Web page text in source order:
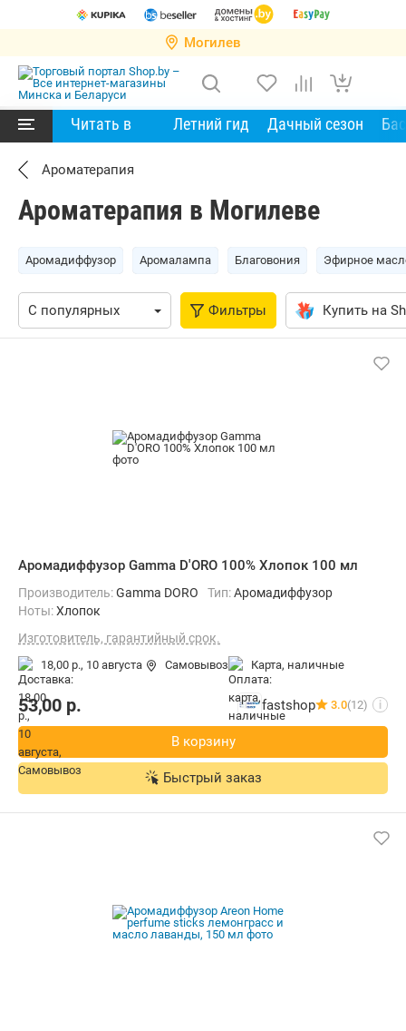
Могилев
Читать в Летний гид Дачный сезон
Ароматерапия
Ароматерапия в Могилеве
Аромадиффузор Аромалампа Благовония Эфирное
Фильтры Купить на
Аромадиффузор Gamma D'ORO 100% Хлопок 100 мл
Производитель:Gamma DORO Тип:Аромадиффузор
Ноты:Хлопок
Изготовитель, гарантийный срок.
18,00 р., 10 августа Самовывоз карта, наличные
53,00 р. fastshop 3.0(12) i
В корзину
Быстрый заказ